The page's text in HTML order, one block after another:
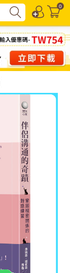
0